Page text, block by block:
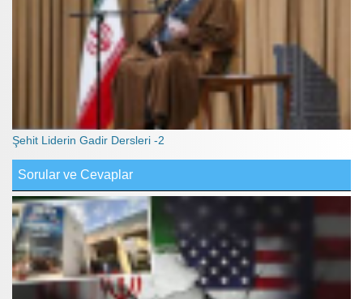
Şehit Liderin Gadir Dersleri -2
Sorular ve Cevaplar